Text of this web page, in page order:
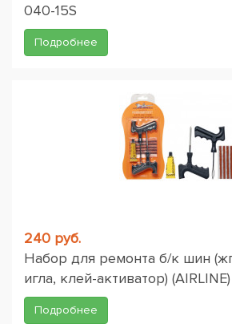
040-15S
Подробнее
240 руб.
Набор для ремонта б/к шин
игла, клей-активатор)
Подробнее